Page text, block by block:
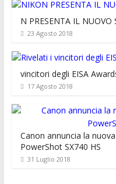
N PRESENTA IL
23 Agosto 2018
vincitori degli EISA
17 Agosto 2018
Canon annuncia la
PowerShot SX740 HS
31 Luglio 2018